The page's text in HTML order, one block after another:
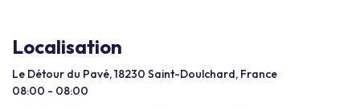
Localisation
Le Détour du Pavé, 18230 Saint-Doulchard, France
08:00 - 08:00